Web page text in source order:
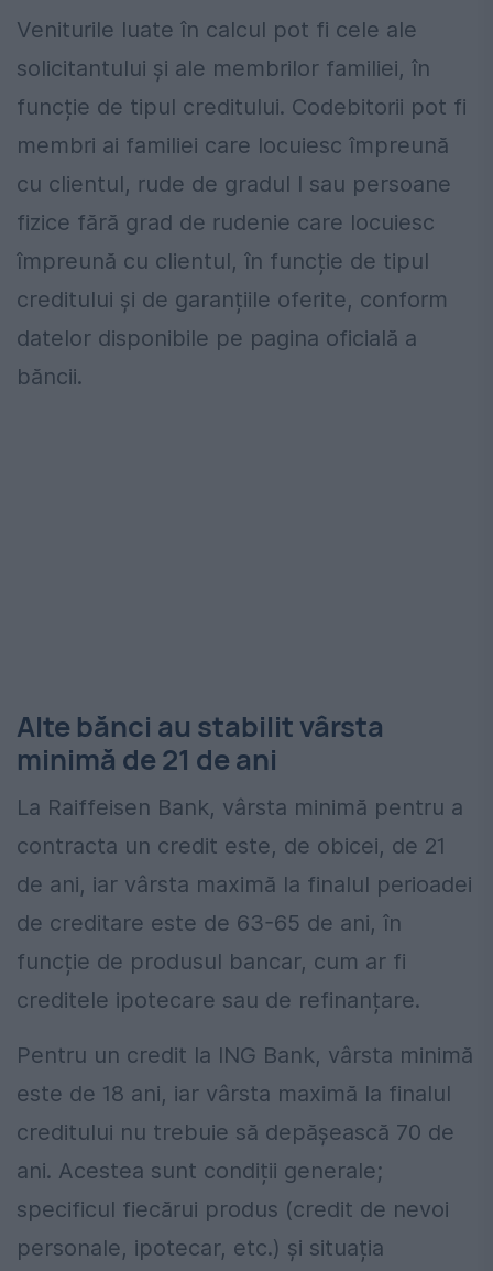
Veniturile luate în calcul pot fi cele ale
solicitantului și ale membrilor familiei, în
funcție de tipul creditului. Codebitorii pot fi
membri ai familiei care locuiesc împreună
cu clientul, rude de gradul I sau persoane
fizice fără grad de rudenie care locuiesc
împreună cu clientul, în funcție de tipul
creditului și de garanțiile oferite, conform
datelor disponibile pe pagina oficială a
băncii.
Alte bănci au stabilit vârsta
minimă de 21 de ani
La Raiffeisen Bank, vârsta minimă pentru a
contracta un credit este, de obicei, de 21
de ani, iar vârsta maximă la finalul perioadei
de creditare este de 63-65 de ani, în
funcție de produsul bancar, cum ar fi
creditele ipotecare sau de refinanțare.
Pentru un credit la ING Bank, vârsta minimă
este de 18 ani, iar vârsta maximă la finalul
creditului nu trebuie să depășească 70 de
ani. Acestea sunt condiții generale;
specificul fiecărui produs (credit de nevoi
personale, ipotecar, etc.) și situația